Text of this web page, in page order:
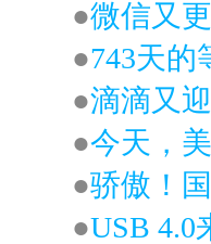
●微信又
●743天的
●滴滴又
●今天，
●骄傲！
●USB 4.0